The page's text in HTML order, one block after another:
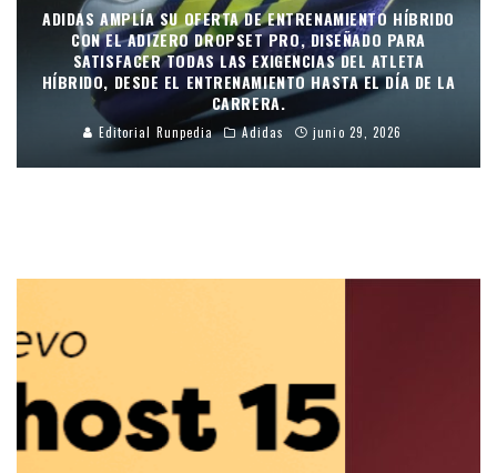
ADIDAS AMPLÍA SU OFERTA DE ENTRENAMIENTO HÍBRIDO
CON EL ADIZERO DROPSET PRO, DISEÑADO PARA
SATISFACER TODAS LAS EXIGENCIAS DEL ATLETA
HÍBRIDO, DESDE EL ENTRENAMIENTO HASTA EL DÍA DE LA
CARRERA.
Editorial Runpedia Adidas junio 29, 2026